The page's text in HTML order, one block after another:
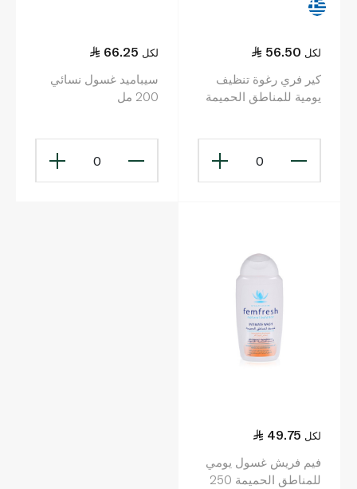
56.50 لكل
كير فري رغوة تنظيف
يومية للمناطق الحميمة
0
66.25 لكل
سيباميد غسول نسائي
200 مل
0
49.75 لكل
فيم فريش غسول يومي
للمناطق الحميمة 250